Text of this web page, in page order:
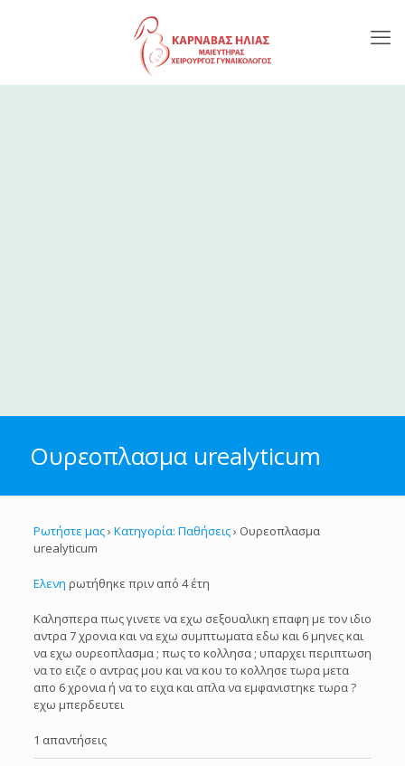
Ουρεοπλασμα urealyticum
Ρωτήστε μας› Κατηγορία: Παθήσεις› Ουρεοπλασμα
urealyticum
Ελενη ρωτήθηκε πριν από 4 έτη
Καλησπερα πως γινετε να εχω σεξουαλικη επαφη με τον ιδιο
αντρα 7 χρονια και να εχω συμπτωματα εδω και 6 μηνες και
να εχω ουρεοπλασμα ; πως το κολλησα ; υπαρχει περιπτωση
να το ειζε ο αντρας μου και να κου το κολλησε τωρα μετα
απο 6 χρονια ή να το ειχα και απλα να εμφανιστηκε τωρα ?
εχω μπερδευτει
1 απαντήσεις